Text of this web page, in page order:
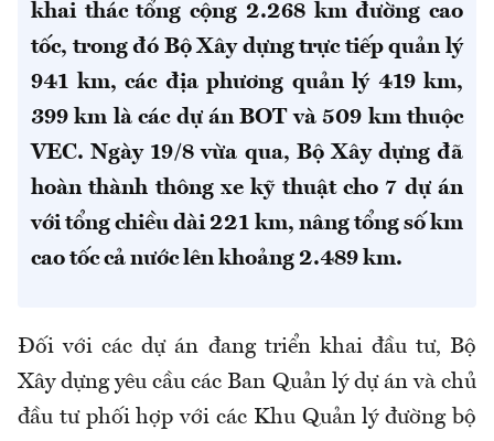
khai thác tổng cộng 2.268 km đường cao
tốc, trong đó Bộ Xây dựng trực tiếp quản lý
941 km, các địa phương quản lý 419 km,
399 km là các dự án BOT và 509 km thuộc
VEC. Ngày 19/8 vừa qua, Bộ Xây dựng đã
hoàn thành thông xe kỹ thuật cho 7 dự án
với tổng chiều dài 221 km, nâng tổng số km
cao tốc cả nước lên khoảng 2.489 km.
Đối với các dự án đang triển khai đầu tư, Bộ
Xây dựng yêu cầu các Ban Quản lý dự án và chủ
đầu tư phối hợp với các Khu Quản lý đường bộ